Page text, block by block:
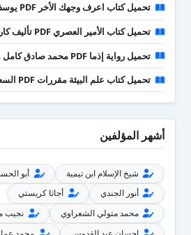
تحميل كتاب اعرف وجهك الأخر PDF يوسف الحسني
تحميل كتاب الأمير العصري PDF تأليف كارنز لورد كامل مجانا
تحميل رواية إذما PDF محمد صادق كامل مجانا
تحميل كتاب علم البيئة مقررات PDF السعودية 1443
أشهر المؤلفين
شيخ الإسلام ابن تيمية
أبو
أنور الجندي
أجاثا كريستي
محمد متولي الشعراوي
نجيب